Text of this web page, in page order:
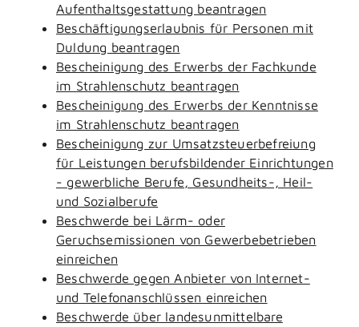
Aufenthaltsgestattung beantragen
Beschäftigungserlaubnis für Personen mit
Duldung beantragen
Bescheinigung des Erwerbs der Fachkunde
im Strahlenschutz beantragen
Bescheinigung des Erwerbs der Kenntnisse
im Strahlenschutz beantragen
Bescheinigung zur Umsatzsteuerbefreiung
für Leistungen berufsbildender Einrichtungen
- gewerbliche Berufe, Gesundheits-, Heil-
und Sozialberufe
Beschwerde bei Lärm- oder
Geruchsemissionen von Gewerbebetrieben
einreichen
Beschwerde gegen Anbieter von Internet-
und Telefonanschlüssen einreichen
Beschwerde über landesunmittelbare